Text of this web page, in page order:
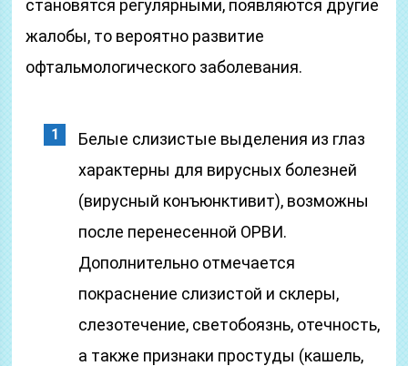
становятся регулярными, появляются другие
жалобы, то вероятно развитие
офтальмологического заболевания.
Белые слизистые выделения из глаз
характерны для вирусных болезней
(вирусный конъюнктивит), возможны
после перенесенной ОРВИ.
Дополнительно отмечается
покраснение слизистой и склеры,
слезотечение, светобоязнь, отечность,
а также признаки простуды (кашель,